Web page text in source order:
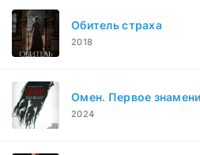
Обитель страха
2018
Омен. Первое
2024